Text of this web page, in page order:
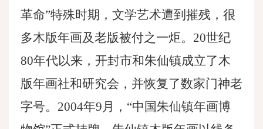
革命”特殊时期，文学艺术遭到摧残，很
多木版年画及老版被付之一炬。20世纪
80年代以来，开封市和朱仙镇成立了木
版年画社和研究会，并恢复了数家门神老
字号。2004年9月，“中国朱仙镇年画博